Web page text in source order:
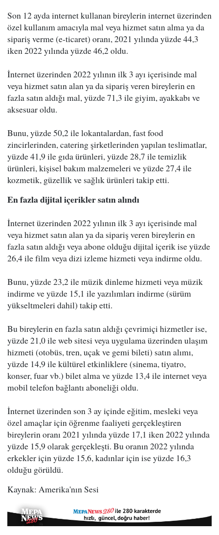
Son 12 ayda internet kullanan bireylerin internet üzerinden
özel kullanım amacıyla mal veya hizmet satın alma ya da
sipariş verme (e-ticaret) oranı, 2021 yılında yüzde 44,3
iken 2022 yılında yüzde 46,2 oldu.
İnternet üzerinden 2022 yılının ilk 3 ayı içerisinde mal
veya hizmet satın alan ya da sipariş veren bireylerin en
fazla satın aldığı mal, yüzde 71,3 ile giyim, ayakkabı ve
aksesuar oldu.
Bunu, yüzde 50,2 ile lokantalardan, fast food
zincirlerinden, catering şirketlerinden yapılan teslimatlar,
yüzde 41,9 ile gıda ürünleri, yüzde 28,7 ile temizlik
ürünleri, kişisel bakım malzemeleri ve yüzde 27,4 ile
kozmetik, güzellik ve sağlık ürünleri takip etti.
En fazla dijital içerikler satın alındı
İnternet üzerinden 2022 yılının ilk 3 ayı içerisinde mal
veya hizmet satın alan ya da sipariş veren bireylerin en
fazla satın aldığı veya abone olduğu dijital içerik ise yüzde
26,4 ile film veya dizi izleme hizmeti veya indirme oldu.
Bunu, yüzde 23,2 ile müzik dinleme hizmeti veya müzik
indirme ve yüzde 15,1 ile yazılımları indirme (sürüm
yükseltmeleri dahil) takip etti.
Bu bireylerin en fazla satın aldığı çevrimiçi hizmetler ise,
yüzde 21,0 ile web sitesi veya uygulama üzerinden ulaşım
hizmeti (otobüs, tren, uçak ve gemi bileti) satın alımı,
yüzde 14,9 ile kültürel etkinliklere (sinema, tiyatro,
konser, fuar vb.) bilet alma ve yüzde 13,4 ile internet veya
mobil telefon bağlantı aboneliği oldu.
İnternet üzerinden son 3 ay içinde eğitim, mesleki veya
özel amaçlar için öğrenme faaliyeti gerçekleştiren
bireylerin oranı 2021 yılında yüzde 17,1 iken 2022 yılında
yüzde 15,9 olarak gerçekleşti. Bu oranın 2022 yılında
erkekler için yüzde 15,6, kadınlar için ise yüzde 16,3
olduğu görüldü.
Kaynak: Amerika'nın Sesi